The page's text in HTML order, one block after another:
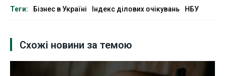
Теги: Бізнес в Україні Індекс ділових очікувань НБУ
Схожі новини за темою